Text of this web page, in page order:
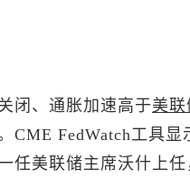
闭、通胀加速高于美联
CME FedWatch工具显
任美联储主席沃什上